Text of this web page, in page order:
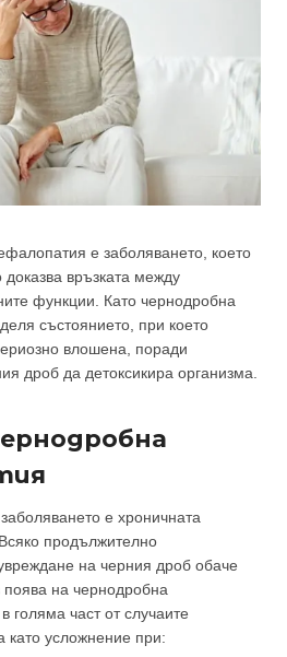
е заболяването, което
доказва връзката между
функции. Като чернодробна
състоянието, при което
влошена, поради
дроб да детоксикира организма.
е хроничната
продължително
на черния дроб обаче
на чернодробна
голяма част от случаите
като усложнение при: